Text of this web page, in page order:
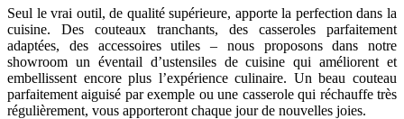
Seul le vrai outil, de qualité supérieure, apporte la perfection dans la
cuisine. Des couteaux tranchants, des casseroles parfaitement
adaptées, des accessoires utiles – nous proposons dans notre
showroom un éventail d’ustensiles de cuisine qui améliorent et
embellissent encore plus l’expérience culinaire. Un beau couteau
parfaitement aiguisé par exemple ou une casserole qui réchauffe très
régulièrement, vous apporteront chaque jour de nouvelles joies.